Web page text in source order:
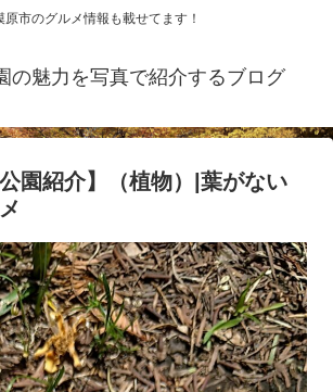
原市のグルメ情報も載せてます！
の魅力を写真で紹介するブログ
公園紹介】（植物）|葉がない